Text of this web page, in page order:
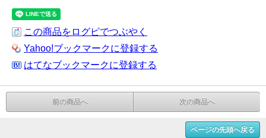
この商品をログピでつぶやく
Yahoo!ブックマークに登録する
はてなブックマークに登録する
前の商品へ 次の商品へ
ページの先頭へ戻る